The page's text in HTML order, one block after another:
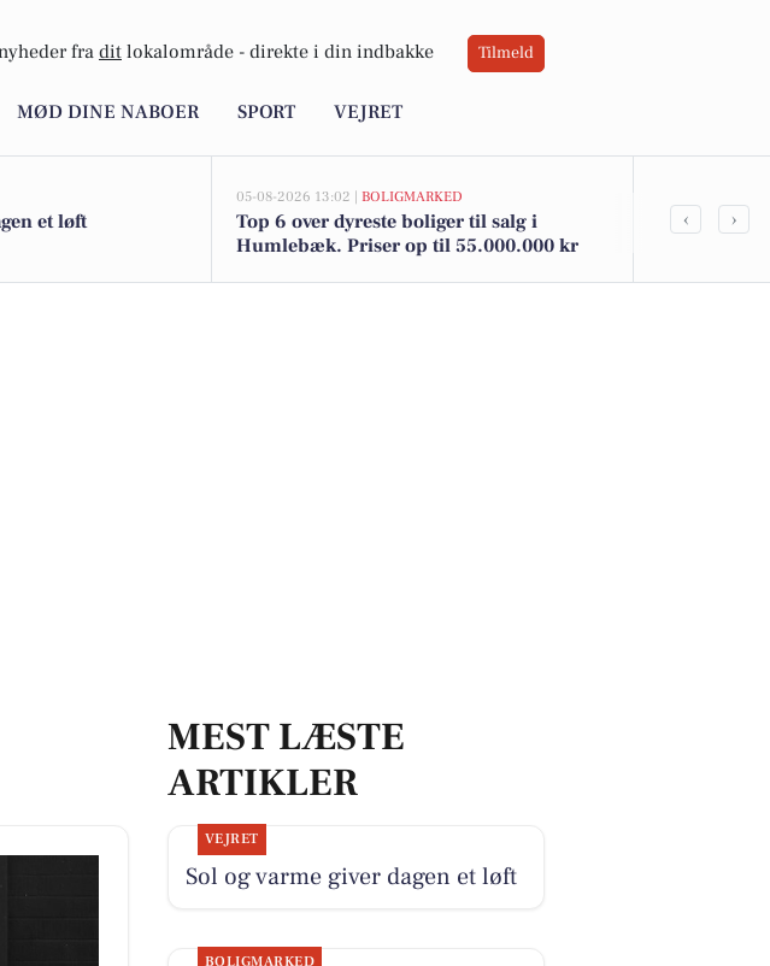
fra dit lokalområde - direkte i din indbakke Tilmeld
MØD DINE NABOER SPORT VEJRET
et løft
05-08-2026 13:02 | BOLIGMARKED
Top 6 over dyreste boliger til salg i
Humlebæk. Priser op til 55.000.000 kr
Pædagog
‹ ›
MEST LÆSTE
ARTIKLER
VEJRET
Sol og varme giver dagen et løft
BOLIGMARKED